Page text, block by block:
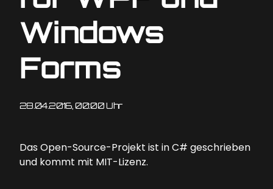
Windows
Forms
28.04.2016, 00:00 Uhr
Das Open-Source-Projekt ist in C# geschrieben
und kommt mit MIT-Lizenz.